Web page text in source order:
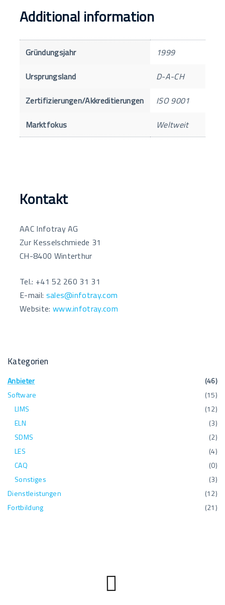
Additional information
Gründungsjahr
1999
Ursprungsland
D-A-CH
Zertifizierungen/Akkreditierungen
ISO 9001
Marktfokus
Weltweit
Kontakt
AAC Infotray AG
Zur Kesselschmiede 31
CH-8400 Winterthur
Tel.: +41 52 260 31 31
E-mail: sales@infotray.com
Website: www.infotray.com
Kategorien
(46)
Anbieter
(15)
Software
(12)
LIMS
(3)
ELN
(2)
SDMS
(4)
LES
(0)
CAQ
(3)
Sonstiges
(12)
Dienstleistungen
(21)
Fortbildung